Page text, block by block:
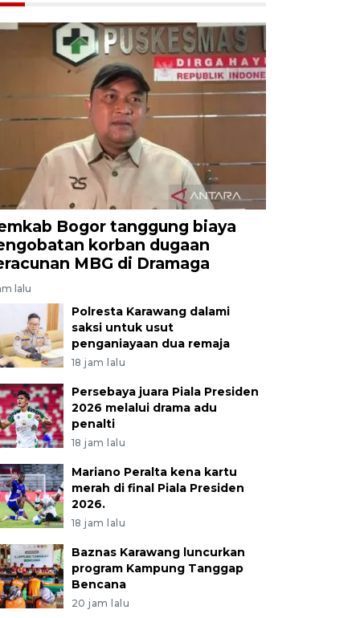
Bogor tanggung biaya
korban dugaan
MBG di Dramaga
lalu
Polresta Karawang dalami
saksi untuk usut
penganiayaan dua remaja
18 jam lalu
Persebaya juara Piala Presiden
2026 melalui drama adu
penalti
18 jam lalu
Mariano Peralta kena kartu
merah di final Piala Presiden
2026.
18 jam lalu
Baznas Karawang luncurkan
program Kampung Tanggap
Bencana
20 jam lalu